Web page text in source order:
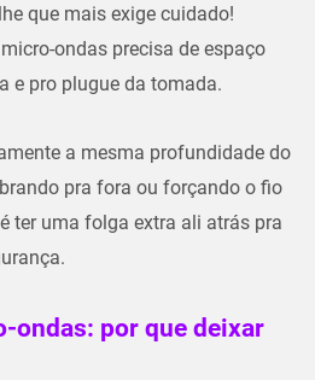
que mais exige cuidado!
ondas precisa de espaço
e pro plugue da tomada.
a mesma profundidade do
pra fora ou forçando o fio
ter uma folga extra ali atrás pra
ondas: por que deixar